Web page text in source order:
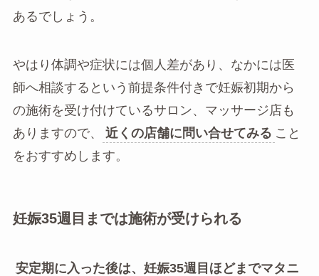
あるでしょう。
やはり体調や症状には個人差があり、なかには医
師へ相談するという前提条件付きで妊娠初期から
の施術を受け付けているサロン、マッサージ店も
ありますので、
近くの店舗に問い合せてみる こと
をおすすめします。
妊娠35週目までは施術が受けられる
安定期に入った後は、妊娠35週目ほどまでマタニ